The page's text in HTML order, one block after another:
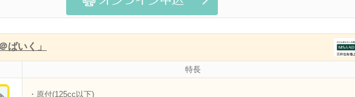
ばいく」
特長
・原付(125cc以下)